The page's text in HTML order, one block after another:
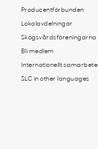
Producentförbunden
Lokalavdelningar
Skogsvårdsföreningarna
Bli medlem
Internationellt samarbete
SLC in other languages